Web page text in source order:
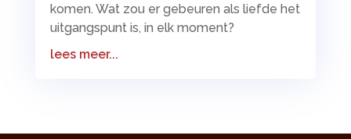
komen. Wat zou er gebeuren als liefde het
uitgangspunt is, in elk moment?
lees meer...